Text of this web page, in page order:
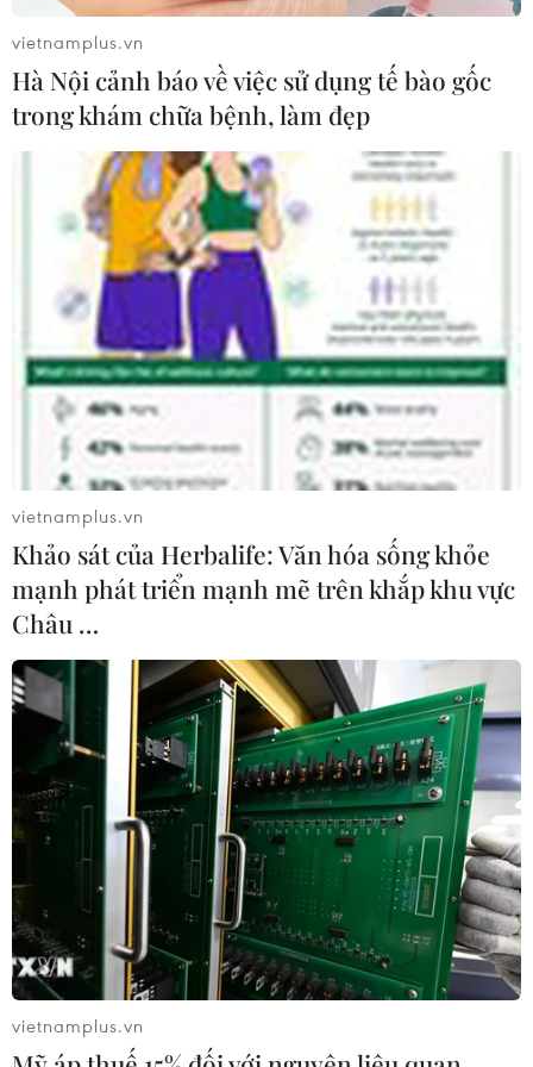
vietnamplus.vn
Hà Nội cảnh báo về việc sử dụng tế bào gốc
trong khám chữa bệnh, làm đẹp
vietnamplus.vn
Khảo sát của Herbalife: Văn hóa sống khỏe
mạnh phát triển mạnh mẽ trên khắp khu vực
Châu …
vietnamplus.vn